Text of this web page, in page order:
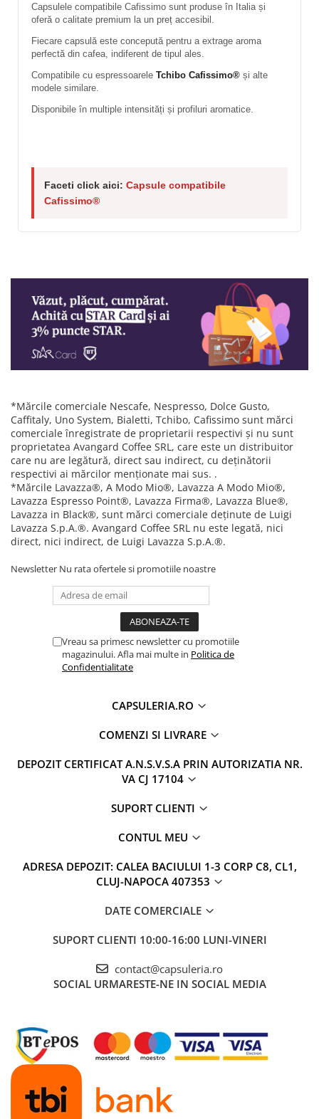
Capsulele compatibile Cafissimo sunt produse în Italia și
oferă o calitate premium la un preț accesibil.
Fiecare capsulă este concepută pentru a extrage aroma
perfectă din cafea, indiferent de tipul ales.
Compatibile cu espressoarele Tchibo Cafissimo® și alte
modele similare.
Disponibile în multiple intensități și profiluri aromatice.
Faceti click aici: Capsule compatibile
Cafissimo®
*Mărcile comerciale Nescafe, Nespresso, Dolce Gusto,
Caffitaly, Uno System, Bialetti, Tchibo, Cafissimo sunt mărci
comerciale înregistrate de proprietarii respectivi și nu sunt
proprietatea Avangard Coffee SRL, care este un distribuitor
care nu are legătură, direct sau indirect, cu deținătorii
respectivi ai mărcilor menționate mai sus. .
*Mărcile Lavazza®, A Modo Mio®, Lavazza A Modo Mio®,
Lavazza Espresso Point®, Lavazza Firma®, Lavazza Blue®,
Lavazza in Black®, sunt mărci comerciale deținute de Luigi
Lavazza S.p.A.®. Avangard Coffee SRL nu este legată, nici
direct, nici indirect, de Luigi Lavazza S.p.A.®.
Newsletter Nu rata ofertele si promotiile noastre
Vreau sa primesc newsletter cu promotiile
magazinului. Afla mai multe in Politica de
Confidentialitate
CAPSULERIA.RO
COMENZI SI LIVRARE
DEPOZIT CERTIFICAT A.N.S.V.S.A PRIN AUTORIZATIA NR.
VA CJ 17104
SUPORT CLIENTI
CONTUL MEU
ADRESA DEPOZIT: CALEA BACIULUI 1-3 CORP C8, CL1,
CLUJ-NAPOCA 407353
DATE COMERCIALE
SUPORT CLIENTI 10:00-16:00 LUNI-VINERI
contact@capsuleria.ro
SOCIAL URMARESTE-NE IN SOCIAL MEDIA